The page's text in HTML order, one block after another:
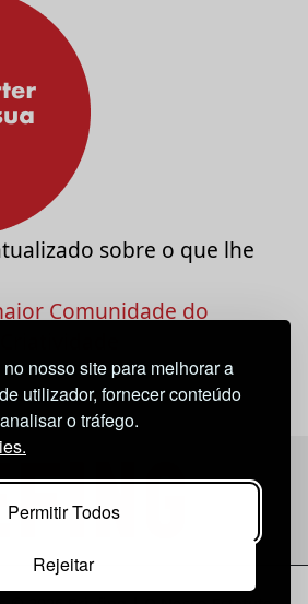
nosso site para melhorar a
utilizador, fornecer conteúdo
o tráfego.
Permitir Todos
Rejeitar
sobre o que lhe
Comunidade do